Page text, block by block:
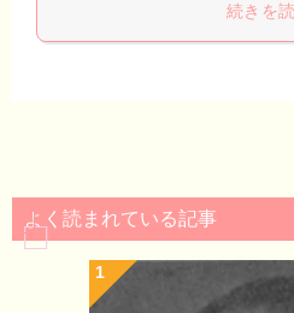
続きを
よく読まれている記事